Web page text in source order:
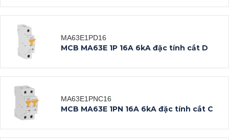
Datasheet
Datasheet
MA63E1PD16
MCB MA63E 1P 16A 6kA đặc tính cắt D
MA63E1PNC16
MCB MA63E 1PN 16A 6kA đặc tính cắt C